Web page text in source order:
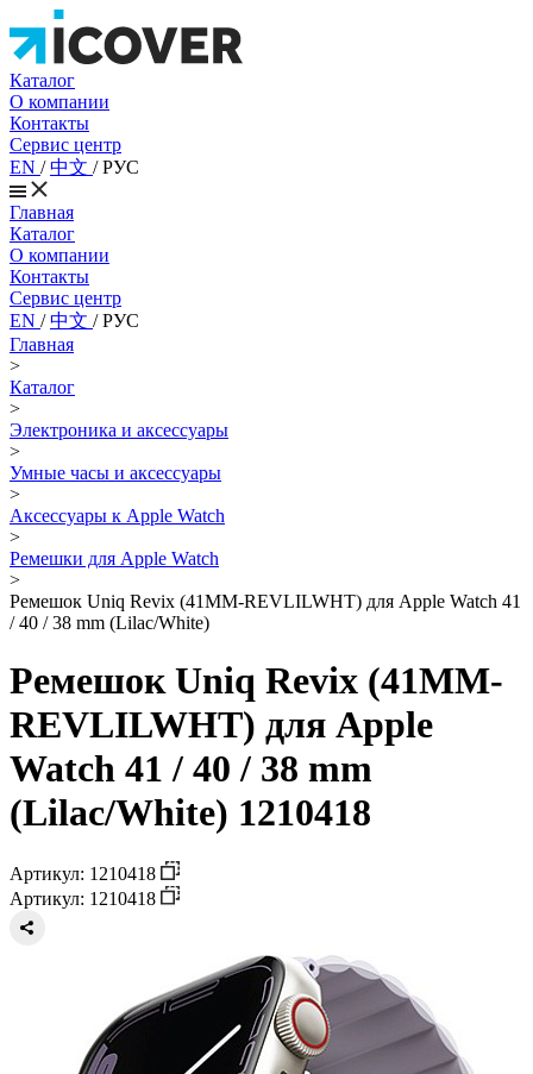
Каталог
О компании
Контакты
Сервис центр
EN /中文 /РУС
Главная
Каталог
О компании
Контакты
Сервис центр
EN /中文 /РУС
Главная
>
Каталог
>
Электроника и аксессуары
>
Умные часы и аксессуары
>
Аксессуары к Apple Watch
>
Ремешки для Apple Watch
>
Ремешок Uniq Revix (41MM-REVLILWHT) для Apple Watch 41
/ 40 / 38 mm (Lilac/White)
Ремешок Uniq Revix (41MM-
REVLILWHT) для Apple
Watch 41 / 40 / 38 mm
(Lilac/White) 1210418
Артикул: 1210418
Артикул: 1210418